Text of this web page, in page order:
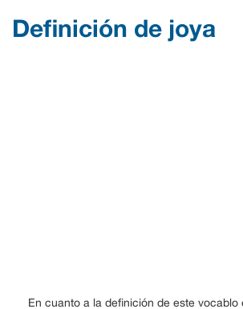
Definición de joya
En cuanto a la definición de este vocablo